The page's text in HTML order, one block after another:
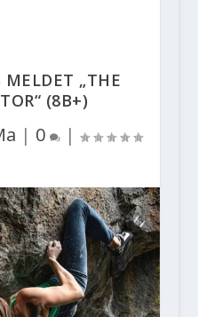
MELDET „THE
(8B+)
| 0 |